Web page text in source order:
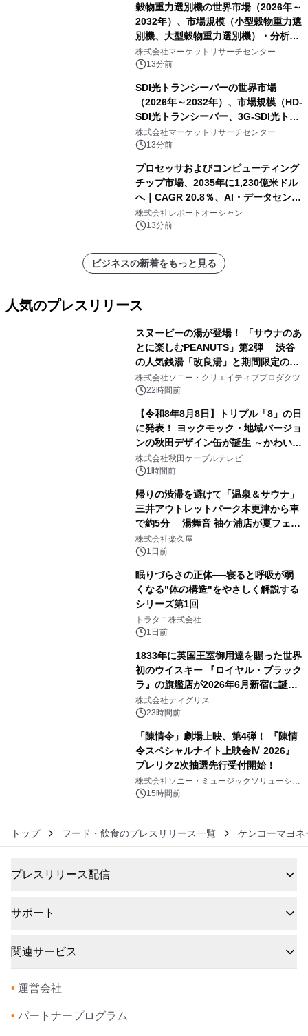
穀物重力選別機の世界市場（2026年～
2032年）、市場規模（小型穀物重力選
別機、大型穀物重力選別機）・分析レ
ポートを発表
株式会社マーケットリサーチセンター
13分前
SDI光トランシーバーの世界市場
（2026年～2032年）、市場規模（HD-
SDI光トランシーバー、3G-SDI光トラ
ンシーバー、その他）・分析レポート
を発表
株式会社マーケットリサーチセンター
13分前
プロセッサおよびコンピューティング
チップ市場、2035年に1,230億米ドル
へ｜CAGR 20.8％、AI・データセンタ
ー需要が成長を牽引
株式会社レポートオーシャン
13分前
ビジネスの新着をもっと見る
人気のプレスリリース
スヌーピーの湯が登場！ 「サウナのあ
とに楽しむPEANUTS」第2弾 渋谷
の人気銭湯「改良湯」と期間限定のコ
ラボレーション サウナイキタイコラ
ボグッズも発売決定！
株式会社ソニー・クリエイティブプロダクツ
22時間前
【令和8年8月8日】トリプル「8」の日
に発表！ ヨックモック・地域バージョ
ンの秋田デザイン缶が誕生 ～かわいい
秋田犬の子犬と秋田の四季と名所を巡
るパッケージ～ 9月1日(火)秋田県内で
株式会社秋田ケーブルテレビ
1時間前
帰りの渋滞を避けて「温泉＆サウナ」
三井アウトレットパーク木更津から車
で約5分 湯舞音 袖ケ浦店が夏フェア
メニューを提供
株式会社楽久屋
1日前
眠りづらさの正体──寝ると呼吸が弱
くなる"体の構造"をやさしく解説する
シリーズ第1回
トラタニ株式会社
1日前
1833年に英国王室御用達を賜った世界
初のウイスキー 『ロイヤル・ブラック
ラ』の旗艦店が2026年6月新宿に誕
生 バカルディ ジャパンと連携した
没入型バー「BAR Arca」
株式会社ティグリス
23時間前
「陳情令」劇場上映、第4弾！ 『陳情
令スペシャルナイト上映会Ⅳ 2026』
プレリク2次抽選先行受付開始！
株式会社ソニー・ミュージックソリューショ
ンズ15時間前
トップ フード・飲食のプレスリリース一覧 ケンコーマヨ
プレスリリース配信
サポート
関連サービス
• 運営会社
• パートナープログラム